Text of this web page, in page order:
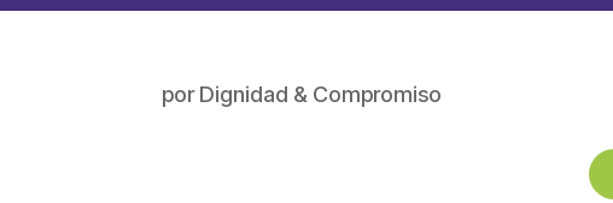
porDignidad & Compromiso